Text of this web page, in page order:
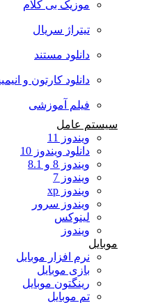
موزیک بی کلام
تیتراژ سریال
دانلود مستند
دانلود کارتون و انیمیشن
فیلم آموزشی
سیستم عامل
ویندوز 11
دانلود ویندوز 10
ویندوز 8 و 8.1
ویندوز 7
ویندوز xp
ویندوز سرور
لینوکس
ویندوز
موبایل
نرم افزار موبایل
بازی موبایل
رینگتون موبایل
تم موبایل